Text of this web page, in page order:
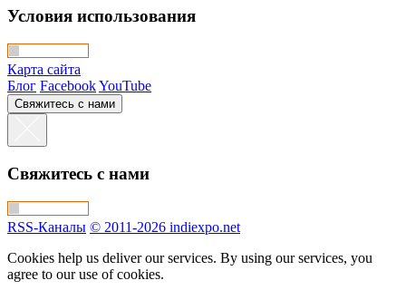
Условия использования
Карта сайта
Блог FacebookYouTube
Свяжитесь с нами
Свяжитесь с нами
RSS-Каналы © 2011-2026 indiexpo.net
Cookies help us deliver our services. By using our services, you
agree to our use of cookies.